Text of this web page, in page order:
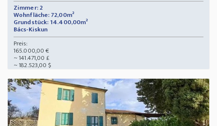
Zimmer: 2
Wohnfläche: 72,00m²
Grundstück: 14.400,00m²
Bács-Kiskun
Preis:
165.000,00 €
~ 141.471,00 £
~ 182.523,00 $